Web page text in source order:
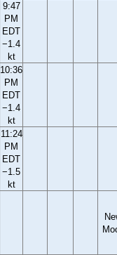
9:47
PM
EDT
−1.4
kt
10:36
PM
EDT
−1.4
kt
11:24
PM
EDT
−1.5
kt